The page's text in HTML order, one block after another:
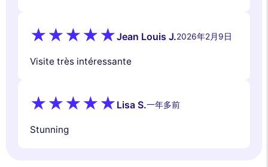
Jean Louis J.2026年2月9日
Visite très intéressante
Lisa S.一年多前
Stunning